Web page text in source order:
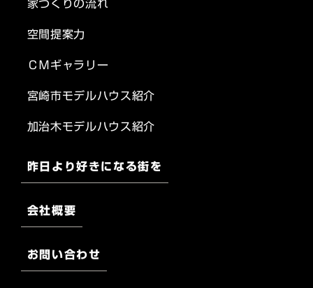
家づくりの流れ
空間提案力
ＣＭギャラリー
宮崎市モデルハウス紹介
加治木モデルハウス紹介
昨日より好きになる街を
会社概要
お問い合わせ